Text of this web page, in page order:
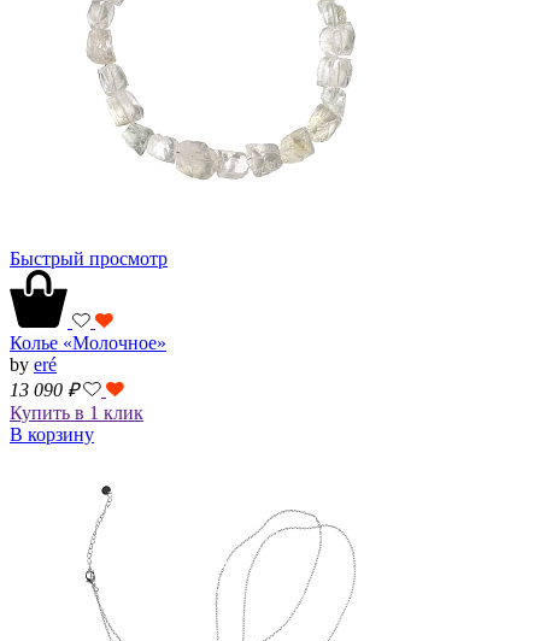
Быстрый просмотр
Колье «Молочное»
by eré
13 090 ₽
Купить в 1 клик
В корзину